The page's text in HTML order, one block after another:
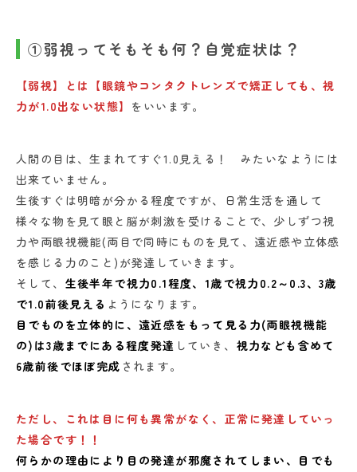
①弱視ってそもそも何？自覚症状は？
【弱視】とは【眼鏡やコンタクトレンズで矯正しても、視
力が1.0出ない状態】 をいいます。
人間の目は、生まれてすぐ1.0見える！ みたいなようには
出来ていません。
生後すぐは明暗が分かる程度ですが、日常生活を通して
様々な物を見て眼と脳が刺激を受けることで、少しずつ視
力や両眼視機能(両目で同時にものを見て、遠近感や立体感
を感じる力のこと)が発達していきます。
そして、 生後半年で視力0.1程度、1歳で視力0.2～0.3、3歳
で1.0前後見える ようになります。
目でものを立体的に、遠近感をもって見る力(両眼視機能
の)は3歳までにある程度発達 していき、 視力なども含めて
6歳前後でほぼ完成 されます。
ただし、これは目に何も異常がなく、正常に発達していっ
た場合です！！
何らかの理由により目の発達が邪魔されてしまい、目でも